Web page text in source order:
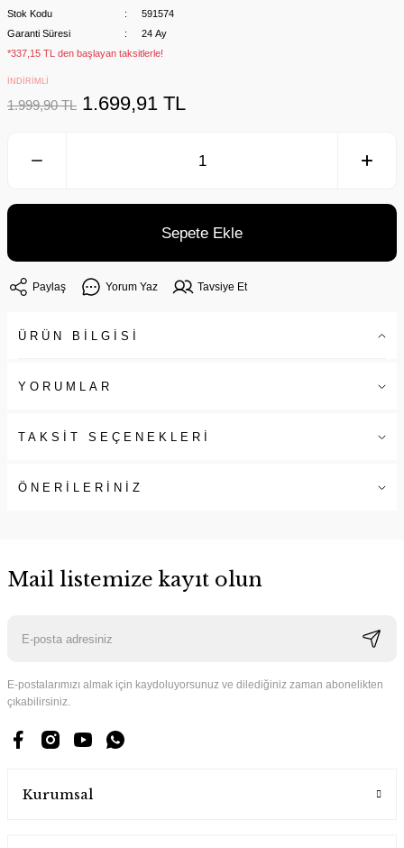
Stok Kodu
591574
Garanti Süresi
24 Ay
*337,15 TL den başlayan taksitlerle!
İNDİRİMLİ
1.999,90 TL 1.699,91 TL
Sepete Ekle
Paylaş Yorum Yaz Tavsiye Et
ÜRÜN BİLGİSİ
YORUMLAR
TAKSİT SEÇENEKLERİ
ÖNERİLERİNİZ
Mail listemize kayıt olun
E-postalarımızı almak için kaydoluyorsunuz ve dilediğiniz zaman abonelikten
çıkabilirsiniz.
Kurumsal